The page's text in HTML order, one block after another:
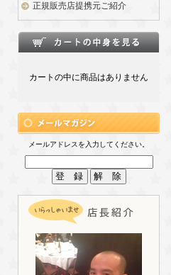
正規販売店提携元ご紹介
カートの中に商品はありません
メールアドレスを入力してください。